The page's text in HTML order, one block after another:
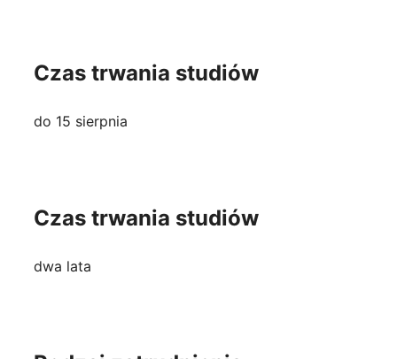
Czas trwania studiów
do 15 sierpnia
Czas trwania studiów
dwa lata